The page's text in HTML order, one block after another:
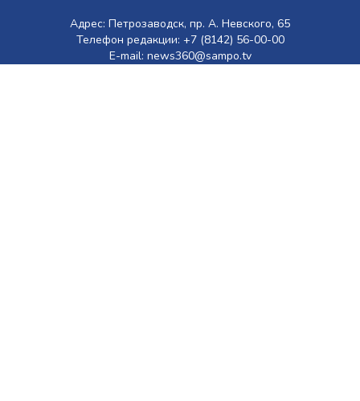
Адрес: Петрозаводск, пр. А. Невского, 65
Телефон редакции: +7 (8142) 56-00-00
E-mail: news360@sampo.tv